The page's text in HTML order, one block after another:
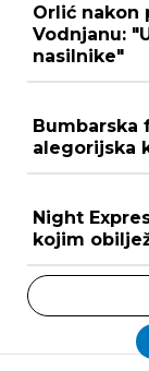
Orlić nakon
Vodnjanu:
nasilnike"
Bumbarska
alegorijska
Night
kojim